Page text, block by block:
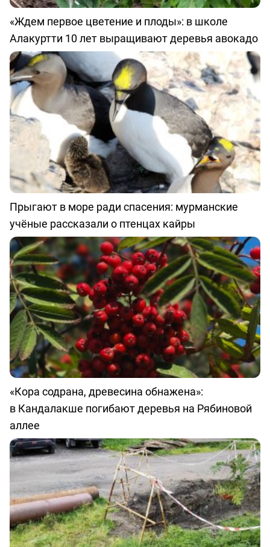
«Ждем первое цветение и плоды»: в школе
Алакуртти 10 лет выращивают деревья авокадо
Прыгают в море ради спасения: мурманские
учёные рассказали о птенцах кайры
«Кора содрана, древесина обнажена»:
в Кандалакше погибают деревья на Рябиновой
аллее